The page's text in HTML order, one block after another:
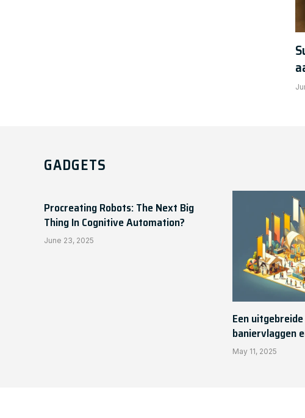
GADGETS
Procreating Robots: The Next Big
Thing In Cognitive Automation?
June 23, 2025
Een
baniervlaggen
May 11, 2025